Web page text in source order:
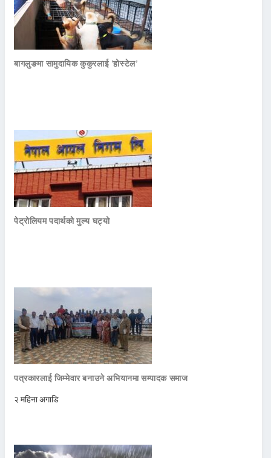
बागलुङमा सामुदायिक कुकुरलाई ‘होस्टेल’
पेट्रोलियम पदार्थको मुल्य घट्यो
पत्रकारलाई जिम्मेवार बनाउने अभियानमा सम्पादक समाज
२ महिना अगाडि